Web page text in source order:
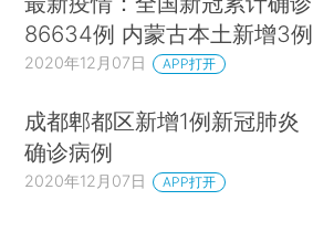
86634例 内蒙古本土新增3例
2020年12月07日 APP打开
成都郫都区新增1例新冠肺炎
确诊病例
2020年12月07日 APP打开